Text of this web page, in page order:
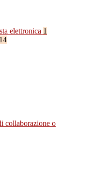
elettronica 1
14
collaborazione o